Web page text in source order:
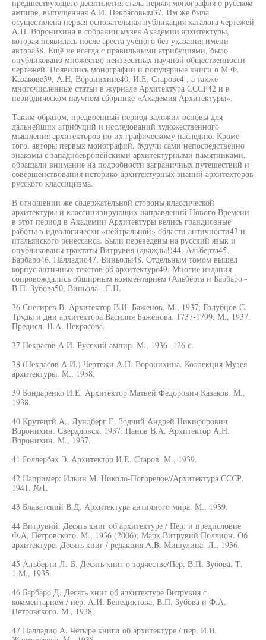
предшествующего десятилетия стала первая монография о русском
ампире, выпущенная А.И. Некрасовым37. Им же была
осуществлена первая основательная публикация каталога чертежей
А.Н. Воронихина в собрании музея Академии архитектуры,
которая появилась после ареста учёного без указания имени
автора38. Ещё не всегда с правильными атрибуциями, было
опубликовано множество неизвестных научной общественности
чертежей. Появились монографии и популярные книги о М.Ф.
Казакове39, А.Н, Воронихине40, И.Е. Старове4 , а также
многочисленные статьи в журнале Архитектура СССР42 и в
периодическом научном сборнике «Академия Архитектуры».
Таким образом, предвоенный период заложил основы для
дальнейших атрибуций и исследований художественного
мышления архитекторов по их графическому наследию. Кроме
того, авторы первых монографий, будучи сами непосредственно
знакомы с западноевропейскими архитектурными памятниками,
обращали внимание на подробности заграничных путешествий и
совершенствования историко-архитектурных знаний архитекторов
русского классицизма.
В отношении же содержательной стороны классической
архитектуры и классицизирующих направлений Нового Времени
в этот период в Академии Архитектуры велись грандиозные
работы в идеологически «нейтральной» области античности43 и
итальянского ренессанса. Были переведены на русский язык и
опубликованы трактаты Витрувия (дважды!)44, Альберта45,
Барбаро46, Палладио47, Виньолы48. Отдельным томом вышел
корпус античных текстов об архитектуре49. Многие издания
сопровождались обширным комментарием (Альберта и Барбаро -
В.П. Зубова50, Виньола - Г.Н.
36 Снегирев В. Архитектор В.И. Баженов. М., 1937; Голубцов С.
Труды и дни архитектора Василия Баженова. 1737-1799. М., 1937.
Предисл. H.A. Некрасова.
37 Некрасов А.И. Русский ампир. М., 1936 -126 с.
38 (Некрасов А.И.) Чертежи А.Н. Воронихина. Коллекция Музея
архитектуры. М., 1938.
39 Бондаренко И.Е. Архитектор Матвей Федорович Казаков. М.,
1938.
40 Крутецтй А., Лундберг Е. Зодчий Андрей Никифорович
Воронихин. Свердловск, 1937; Панов В.А. Архитектор А.Н.
Воронихин. М., 1937.
41 Голлербах Э. Архитектор И.Е. Старов. М., 1939.
42 Например: Ильин М. Николо-Погорелое//Архитектура СССР.
1941, №1.
43 Блаватский В.Д. Архитектура античного мира. М., 1939.
44 Витрувий. Десять книг об архитектуре / Пер. и предисловие
Ф.А. Петровского. М., 1936 (2006); Марк Витрувий Поллион. Об
архитектуре. Десять книг / редакция A.B. Мишулина. Л., 1936.
45 Алъберти Л.-Б. Десять книг о зодчестве/Пер. В.П. Зубова. Т.
1.М., 1935.
46 Барбаро Д. Десять книг об архитектуре Витрувия с
комментарием / пер. А.И. Бенедиктова, В.П. Зубова и Ф.А.
Петровского. М., 1938.
47 Палладио А. Четыре книги об архитектуре / пер. И.В.